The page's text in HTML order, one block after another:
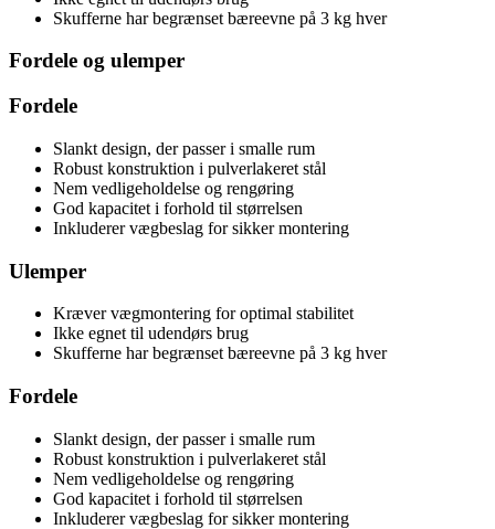
Skufferne har begrænset bæreevne på 3 kg hver
Fordele og ulemper
Fordele
Slankt design, der passer i smalle rum
Robust konstruktion i pulverlakeret stål
Nem vedligeholdelse og rengøring
God kapacitet i forhold til størrelsen
Inkluderer vægbeslag for sikker montering
Ulemper
Kræver vægmontering for optimal stabilitet
Ikke egnet til udendørs brug
Skufferne har begrænset bæreevne på 3 kg hver
Fordele
Slankt design, der passer i smalle rum
Robust konstruktion i pulverlakeret stål
Nem vedligeholdelse og rengøring
God kapacitet i forhold til størrelsen
Inkluderer vægbeslag for sikker montering